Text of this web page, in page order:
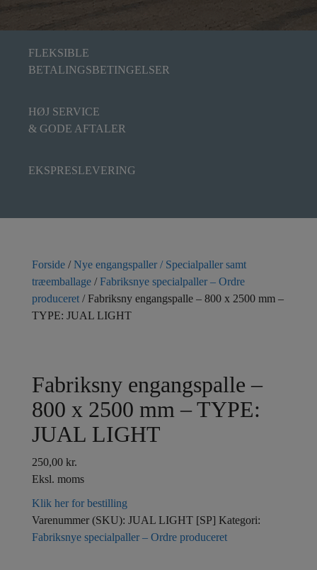
FLEKSIBLE
BETALINGSBETINGELSER
HØJ SERVICE
& GODE AFTALER
EKSPRESLEVERING
Forside /Nye engangspaller / Specialpaller samt
træemballage /Fabriksnye specialpaller – Ordre
produceret / Fabriksny engangspalle – 800 x 2500 mm –
TYPE: JUAL LIGHT
Fabriksny engangspalle –
800 x 2500 mm – TYPE:
JUAL LIGHT
250,00 kr.
Eksl. moms
Klik her for bestilling
Varenummer (SKU): JUAL LIGHT [SP] Kategori:
Fabriksnye specialpaller – Ordre produceret